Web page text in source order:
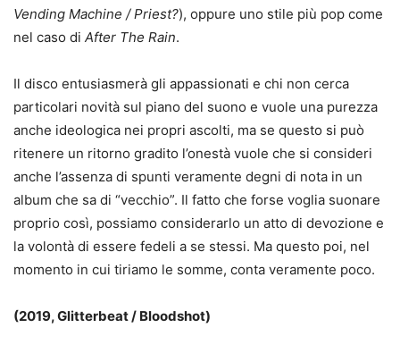
Vending Machine / Priest?), oppure uno stile più pop come
nel caso di After The Rain.
Il disco entusiasmerà gli appassionati e chi non cerca
particolari novità sul piano del suono e vuole una purezza
anche ideologica nei propri ascolti, ma se questo si può
ritenere un ritorno gradito l’onestà vuole che si consideri
anche l’assenza di spunti veramente degni di nota in un
album che sa di “vecchio”. Il fatto che forse voglia suonare
proprio così, possiamo considerarlo un atto di devozione e
la volontà di essere fedeli a se stessi. Ma questo poi, nel
momento in cui tiriamo le somme, conta veramente poco.
(2019, Glitterbeat / Bloodshot)